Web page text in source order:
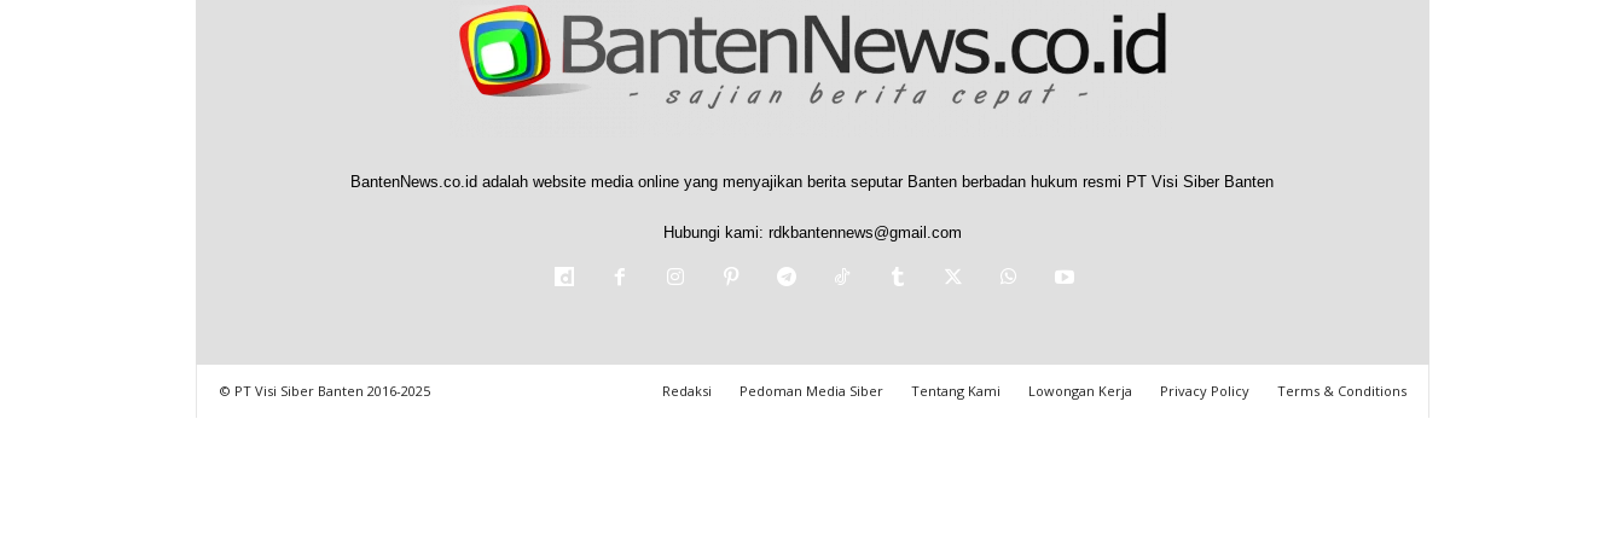
BantenNews.co.id adalah website media online yang menyajikan berita seputar Banten berbadan hukum resmi PT Visi Siber Banten
Hubungi kami: rdkbantennews@gmail.com
Redaksi Pedoman Media Siber Tentang Kami Lowongan Kerja Privacy Policy Terms & Conditions
© PT Visi Siber Banten 2016-2025